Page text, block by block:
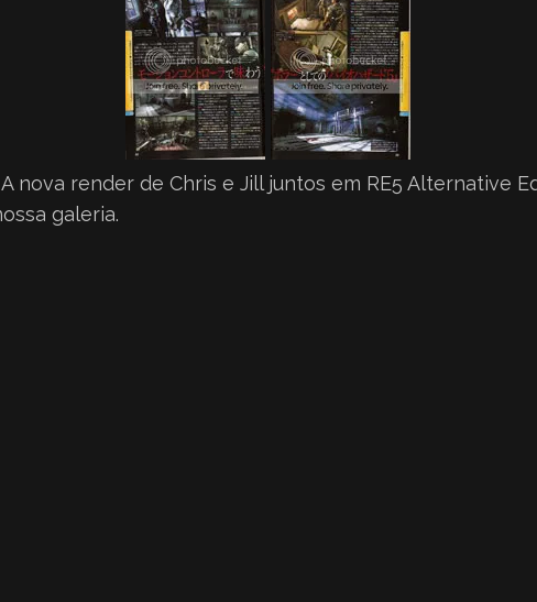
A nova render de Chris e Jill juntos em RE5 Alternative
galeria.